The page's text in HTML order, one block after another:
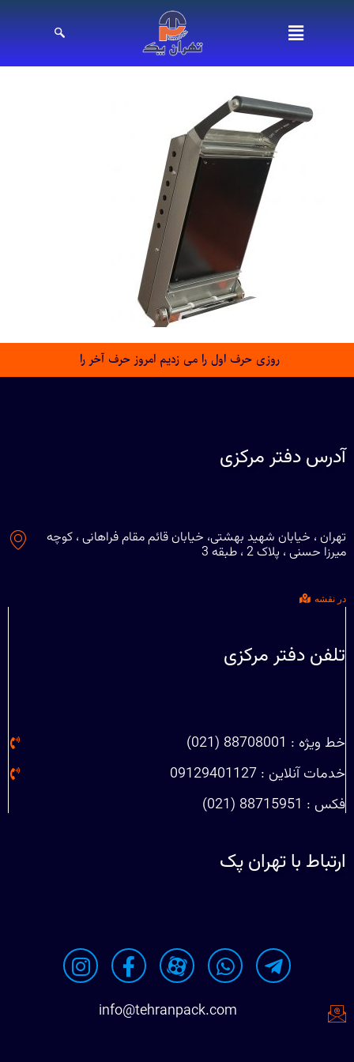
روزی حرف اول را می زدیم امروز حرف آخر را
آدرس دفتر مرکزی
تهران ، خیابان شهید بهشتی، خیابان قائم مقام فراهانی ، کوچه
میرزا حسنی ، پلاک 2 ، طبقه 3
در نقشه
تلفن دفتر مرکزی
خط ویژه : 88708001 (021)
خدمات آنلاین : 09129401127
فکس : 88715951 (021)
ارتباط با تهران پک
info@tehranpack.com